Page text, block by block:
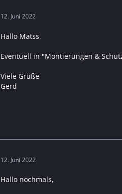
12. Juni 2022
Hallo Matss,
Eventuell in "Montierungen &
Viele Grüße
Gerd
12. Juni 2022
Hallo nochmals,